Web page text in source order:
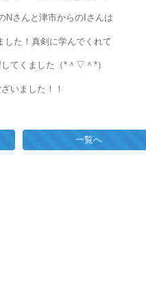
Nさんと津市からのIさんは
した！真剣に学んでくれて
てくました（*＾▽＾*）
いました！！
一覧へ